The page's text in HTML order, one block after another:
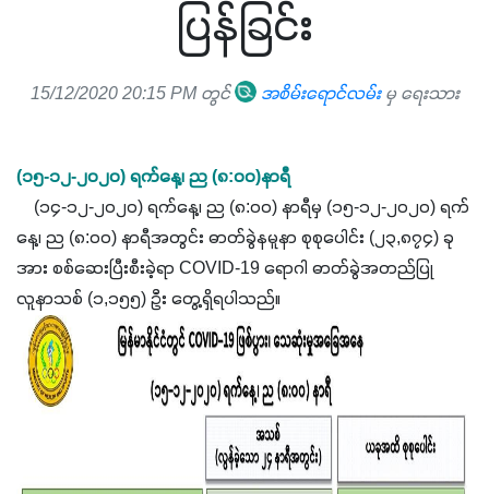
ပြန်ခြင်း
15/12/2020 20:15 PM တွင် အစိမ်းရောင်လမ်းမှ ရေးသား
(၁၅-၁၂-၂၀၂၀) ရက်နေ့၊ ည (၈:၀၀)နာရီ
(၁၄-၁၂-၂၀၂၀) ရက်နေ့၊ ည (၈:၀၀) နာရီမှ (၁၅-၁၂-၂၀၂၀) ရက်
နေ့၊ ည (၈:၀၀) နာရီအတွင်း ဓာတ်ခွဲနမူနာ စုစုပေါင်း (၂၃,၈၇၄) ခု
အား စစ်ဆေးပြီးစီးခဲ့ရာ COVID-19 ရောဂါ ဓာတ်ခွဲအတည်ပြု
လူနာသစ် (၁,၁၅၅) ဦး တွေ့ရှိရပါသည်။